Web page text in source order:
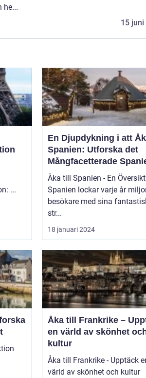
he...
15 juni
oförglömlig resa Introduktion: ...
En Djupdykning i att
Spanien: Utforska det
Mångfacetterade
Åka till Spanien - En Översikt
Spanien lockar varje år
besökare med sina
str...
18 januari 2024
Åka till Frankrike –
en värld av skönhet
kultur
Åka till Frankrike - Upptäck
värld av skönhet och kultur